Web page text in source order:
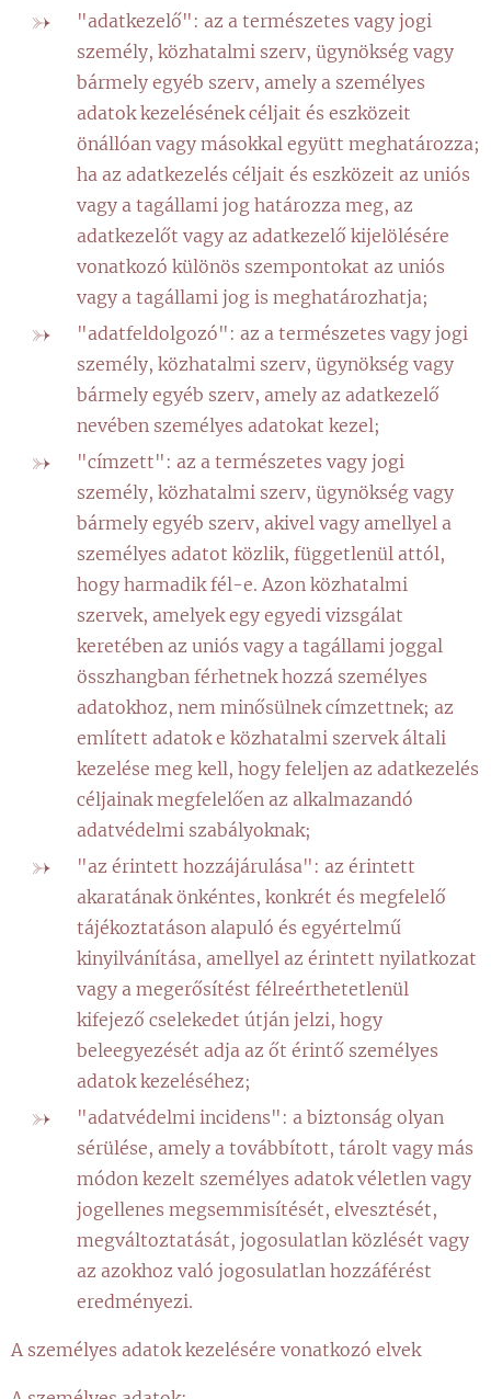
"adatkezelő": az a természetes vagy jogi
személy, közhatalmi szerv, ügynökség vagy
bármely egyéb szerv, amely a személyes
adatok kezelésének céljait és eszközeit
önállóan vagy másokkal együtt meghatározza;
ha az adatkezelés céljait és eszközeit az uniós
vagy a tagállami jog határozza meg, az
adatkezelőt vagy az adatkezelő kijelölésére
vonatkozó különös szempontokat az uniós
vagy a tagállami jog is meghatározhatja;
"adatfeldolgozó": az a természetes vagy jogi
személy, közhatalmi szerv, ügynökség vagy
bármely egyéb szerv, amely az adatkezelő
nevében személyes adatokat kezel;
"címzett": az a természetes vagy jogi
személy, közhatalmi szerv, ügynökség vagy
bármely egyéb szerv, akivel vagy amellyel a
személyes adatot közlik, függetlenül attól,
hogy harmadik fél-e. Azon közhatalmi
szervek, amelyek egy egyedi vizsgálat
keretében az uniós vagy a tagállami joggal
összhangban férhetnek hozzá személyes
adatokhoz, nem minősülnek címzettnek; az
említett adatok e közhatalmi szervek általi
kezelése meg kell, hogy feleljen az adatkezelés
céljainak megfelelően az alkalmazandó
adatvédelmi szabályoknak;
"az érintett hozzájárulása": az érintett
akaratának önkéntes, konkrét és megfelelő
tájékoztatáson alapuló és egyértelmű
kinyilvánítása, amellyel az érintett nyilatkozat
vagy a megerősítést félreérthetetlenül
kifejező cselekedet útján jelzi, hogy
beleegyezését adja az őt érintő személyes
adatok kezeléséhez;
"adatvédelmi incidens": a biztonság olyan
sérülése, amely a továbbított, tárolt vagy más
módon kezelt személyes adatok véletlen vagy
jogellenes megsemmisítését, elvesztését,
megváltoztatását, jogosulatlan közlését vagy
az azokhoz való jogosulatlan hozzáférést
eredményezi.
A személyes adatok kezelésére vonatkozó elvek